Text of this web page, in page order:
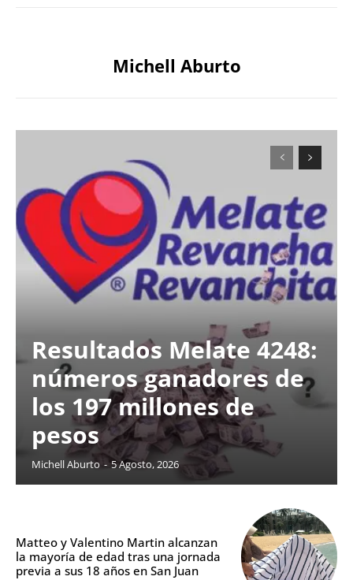
Michell Aburto
Resultados Melate 4248:
números ganadores de
los 197 millones de
pesos
Michell Aburto - 5 Agosto, 2026
Matteo y Valentino Martin alcanzan
la mayoría de edad tras una jornada
previa a sus 18 años en San Juan